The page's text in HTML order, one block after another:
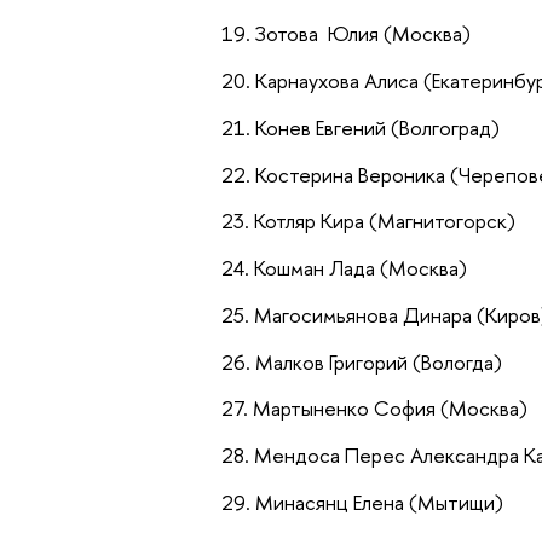
Зотова Юлия (Москва)
Карнаухова Алиса
Конев Евгений (Волгоград)
Костерина Вероника
Котляр Кира (Магнитогорск)
Кошман Лада (Москва)
Магосимьянова Динара
Малков Григорий (Вологда)
Мартыненко София (Москва)
Мендоса Перес Александра
Минасянц Елена (Мытищи)